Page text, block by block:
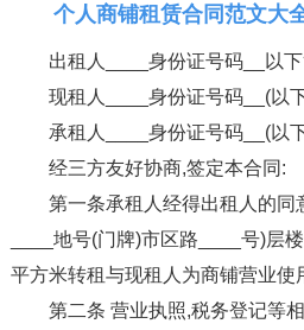
个人商铺租赁合同范文大
出租人____身份证号码__以
现租人____身份证号码__(以
承租人____身份证号码__(以
经三方友好协商,签定本合同:
第一条承租人经得出租人的同
____地号(门牌)市区路____号)层
平方米转租与现租人为商铺营业使
第二条 营业执照,税务登记等